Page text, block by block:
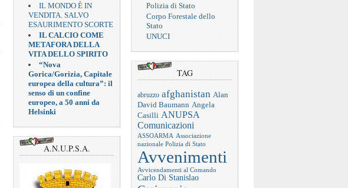
IL MONDO È IN
VENDITA. SALVO
ESAURIMENTO SCORTE
IL CALCIO COME
METAFORA DELLA
VITA DELLO SPIRITO
“Nova
Gorica/Gorizia, Capitale
europea della cultura”: il
senso di un confine
europeo, a 50 anni da
Helsinki
A.N.U.P.S.A.
Polizia di Stato
Corpo Forestale dello
Stato
UNUCI
TAG
abruzzo afghanistan Alan
David Baumann Angela
Casilli ANUPSA
Comunicazioni
ASSOARMA Associazione
nazionale Polizia di Stato
Avvenimenti
Avvicendamenti al Comando
Carlo Di Stanislao